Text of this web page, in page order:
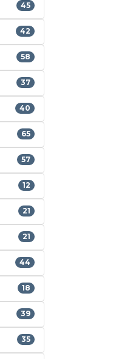
45
42
58
37
40
65
57
12
21
21
44
18
39
35